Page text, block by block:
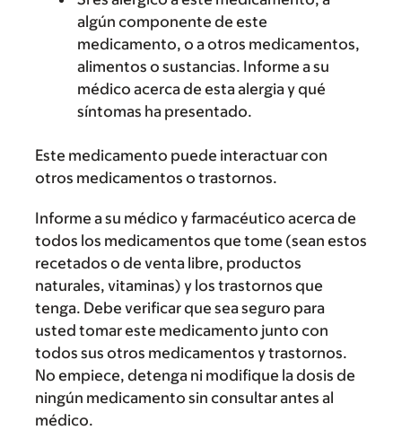
algún componente de este
medicamento, o a otros medicamentos,
alimentos o sustancias. Informe a su
médico acerca de esta alergia y qué
síntomas ha presentado.
Este medicamento puede interactuar con
otros medicamentos o trastornos.
Informe a su médico y farmacéutico acerca de
todos los medicamentos que tome (sean estos
recetados o de venta libre, productos
naturales, vitaminas) y los trastornos que
tenga. Debe verificar que sea seguro para
usted tomar este medicamento junto con
todos sus otros medicamentos y trastornos.
No empiece, detenga ni modifique la dosis de
ningún medicamento sin consultar antes al
médico.